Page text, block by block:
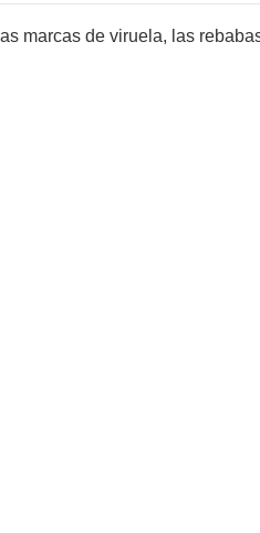
marcas de viruela, las